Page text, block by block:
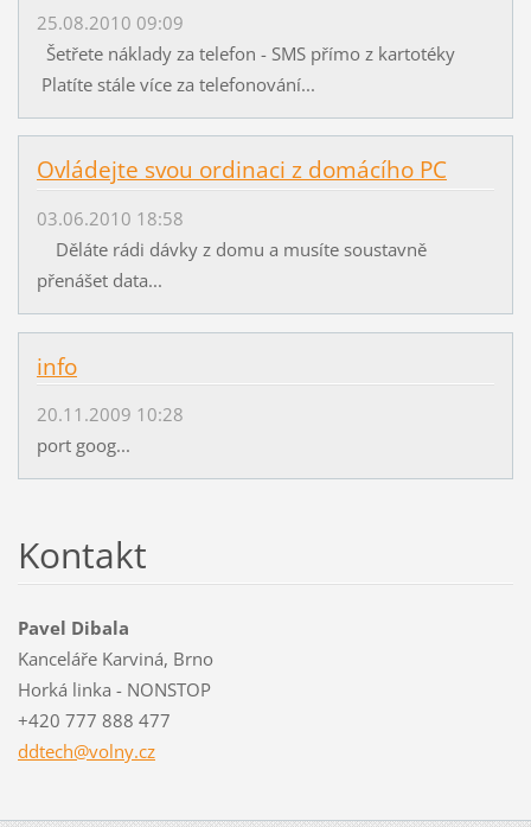
25.08.2010 09:09
Šetřete náklady za telefon - SMS přímo z kartotéky
Platíte stále více za telefonování...
Ovládejte svou ordinaci z domácího PC
03.06.2010 18:58
Děláte rádi dávky z domu a musíte soustavně
přenášet data...
info
20.11.2009 10:28
port goog...
Kontakt
Pavel Dibala
Kanceláře Karviná, Brno
Horká linka - NONSTOP
+420 777 888 477
ddtech@volny.cz